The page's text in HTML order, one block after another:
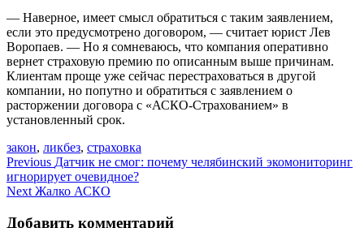
— Наверное, имеет смысл обратиться с таким заявлением,
если это предусмотрено договором, — считает юрист Лев
Воропаев. — Но я сомневаюсь, что компания оперативно
вернет страховую премию по описанным выше причинам.
Клиентам проще уже сейчас перестраховаться в другой
компании, но попутно и обратиться с заявлением о
расторжении договора с «АСКО-Страхованием» в
установленный срок.
закон, ликбез, страховка
Навигация
по
Previous Датчик не смог: почему челябинский экомониторинг
игнорирует очевидное?
Next Жалко АСКО
Добавить комментарий